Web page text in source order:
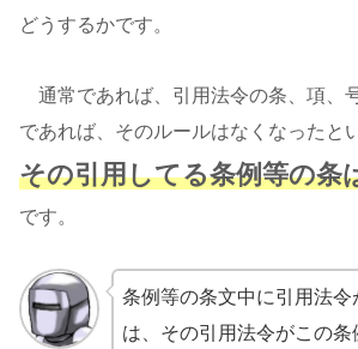
どうするかです。
通常であれば、引用法令の条、項、
であれば、そのルールはなくなったと
その引用してる条例等の条
です。
条例等の条文中に引用法令
は、その引用法令がこの